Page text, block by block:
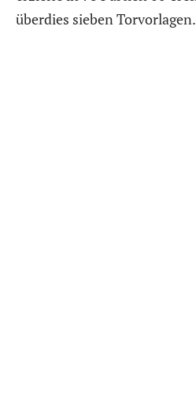
überdies sieben Torvorlagen.